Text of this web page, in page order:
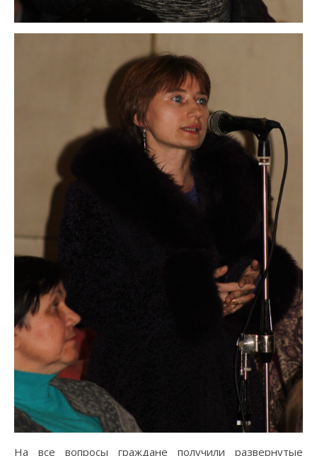
На все вопросы граждане получили развернутые